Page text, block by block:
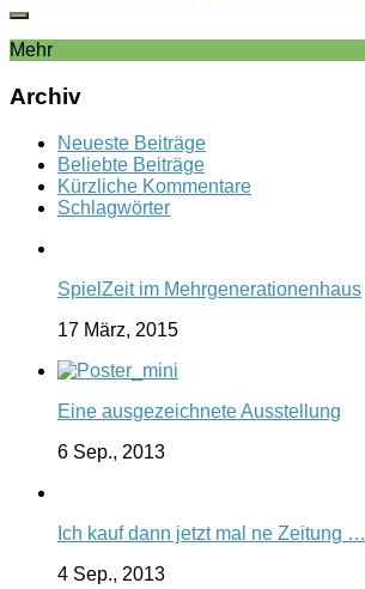
Mehr
Archiv
Neueste Beiträge
Beliebte Beiträge
Kürzliche Kommentare
Schlagwörter
SpielZeit im Mehrgenerationenhaus
17 März, 2015
Eine ausgezeichnete Ausstellung
6 Sep., 2013
Ich kauf dann jetzt mal ne Zeitung …
4 Sep., 2013